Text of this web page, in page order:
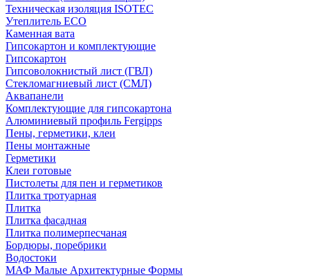
Техническая изоляция ISOTEC
Утеплитель ECO
Каменная вата
Гипсокартон и комплектующие
Гипсокартон
Гипсоволокнистый лист (ГВЛ)
Стекломагниевый лист (СМЛ)
Аквапанели
Комплектующие для гипсокартона
Алюминиевый профиль Fergipps
Пены, герметики, клеи
Пены монтажные
Герметики
Клеи готовые
Пистолеты для пен и герметиков
Плитка тротуарная
Плитка
Плитка фасадная
Плитка полимерпесчаная
Бордюры, поребрики
Водостоки
МАФ Малые Архитектурные Формы